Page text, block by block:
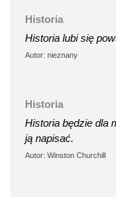
Historia
Historia lubi się
Autor: nieznany
Historia
Historia będzie dla
ją napisać.
Autor: Winston Churchill